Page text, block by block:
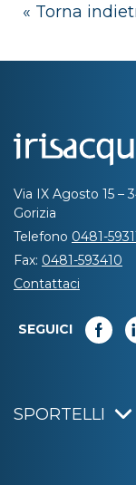
« Torna
Via IX Agosto 15 –
Gorizia
Telefono 0481-
Fax: 0481-593410
Contattaci
SEGUICI
SPORTELLI